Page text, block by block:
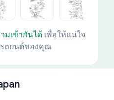
มเข้ากันได้เพื่อให้แน่ใจ
ถยนต์ของคุณ